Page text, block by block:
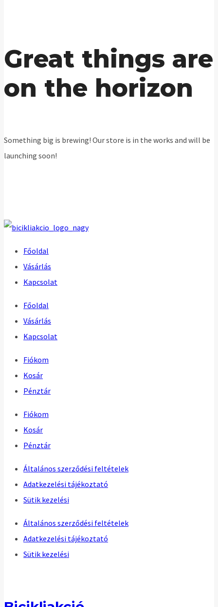
Great things are
on the horizon
Something big is brewing! Our store is in the works and will be
launching soon!
Főoldal
Vásárlás
Kapcsolat
Főoldal
Vásárlás
Kapcsolat
Fiókom
Kosár
Pénztár
Fiókom
Kosár
Pénztár
Általános szerződési feltételek
Adatkezelési tájékoztató
Sütik kezelési
Általános szerződési feltételek
Adatkezelési tájékoztató
Sütik kezelési